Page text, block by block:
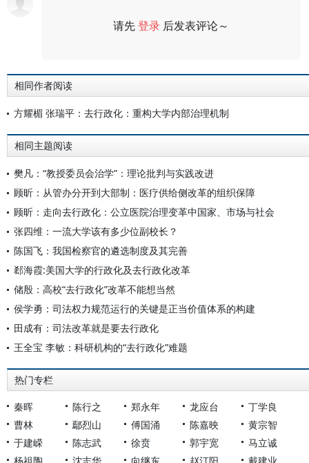
请先登录 后发表评论～
相同作者阅读
方耀楣 张瑞平：去行政化：重构大学内部治理机制
相同主题阅读
樊凡：“教授委员会治学”：理论批判与实践改进
顾昕：从管办分开到大部制：医疗供给侧改革的组织保障
顾昕：走向去行政化：公立医院治理变革中国家、市场与社会
张四维：一流大学该有多少位副校长？
陈国飞：我国检察官的遴选制度及其完善
郄海霞:美国大学的行政化及去行政化改革
储殷：高校“去行政化”改革不能想当然
侯学勇：司法权力规范运行的关键是正当价值体系的构建
田成有：司法改革就是要去行政化
王全宝 李敏：科研机构的“去行政化”难题
热门专栏
秦晖 陈行之 郑永年 龙应台
丁学良
曹林
鄢烈山 傅国涌 陈嘉映
黄宗智
于建嵘
陈志武 徐贲 郭宇宽
马立诚